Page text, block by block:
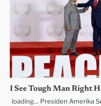
I See Tough Man Right
loading… Presiden Amerika